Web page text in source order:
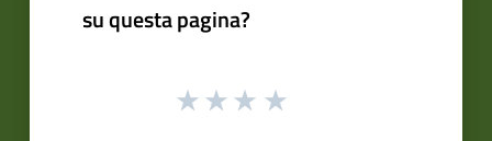
su questa pagina?